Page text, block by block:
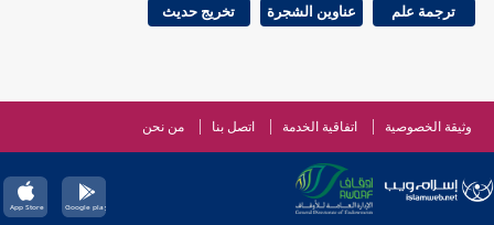
ترجمة علم عناوين الشجرة تخريج حديث
وثيقة الخصوصية اتفاقية الخدمة اتصل بنا من نحن